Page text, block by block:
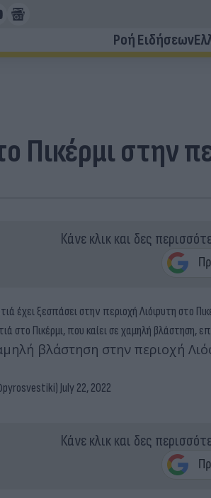
Ροή Ειδήσεων
Πικέρμι στην
Κάνε κλικ και δες
έχει ξεσπάσει στην περιοχή Λιόφυτη στο
στο Πικέρμι, που καίει σε χαμηλή
βλάστηση στην περιοχή
July 22, 2022
Κάνε κλικ και δες